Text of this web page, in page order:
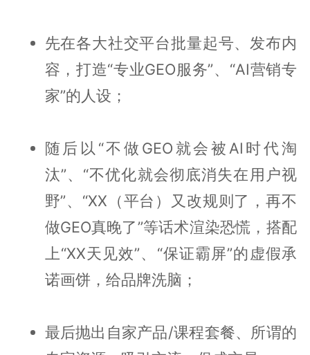
先在各大社交平台批量起号、发布内
容，打造“专业GEO服务”、“AI营销专
家”的人设；
随后以“不做GEO就会被AI时代淘
汰”、“不优化就会彻底消失在用户视
野”、“XX（平台）又改规则了，再不
做GEO真晚了”等话术渲染恐慌，搭配
上“XX天见效”、“保证霸屏”的虚假承
诺画饼，给品牌洗脑；
最后抛出自家产品/课程套餐、所谓的